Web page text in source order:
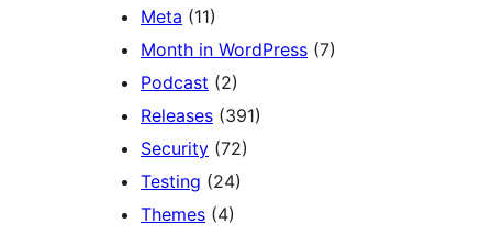
Meta (11)
Month in WordPress (7)
Podcast (2)
Releases (391)
Security (72)
Testing (24)
Themes (4)